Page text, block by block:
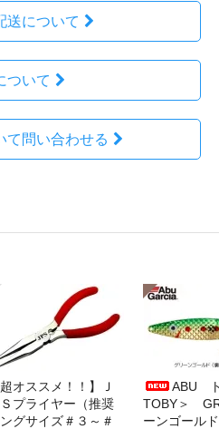
送について
ついて
て問い合わせる
超オススメ！！】Ｊ
Ｓプライヤー（推奨
ングサイズ＃３～＃
ABU
TOBY＞
ーンゴールド